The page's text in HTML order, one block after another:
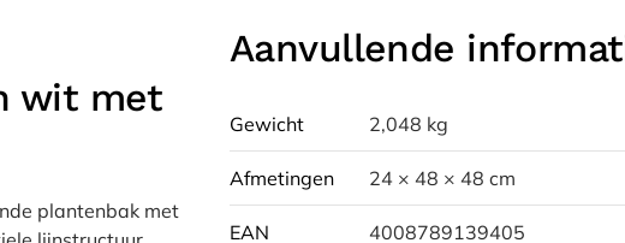
wit met
plantenbak met
Aanvullende
Gewicht 2,048 kg
Afmetingen 24 × 48 × 48 cm
EAN 4008789139405